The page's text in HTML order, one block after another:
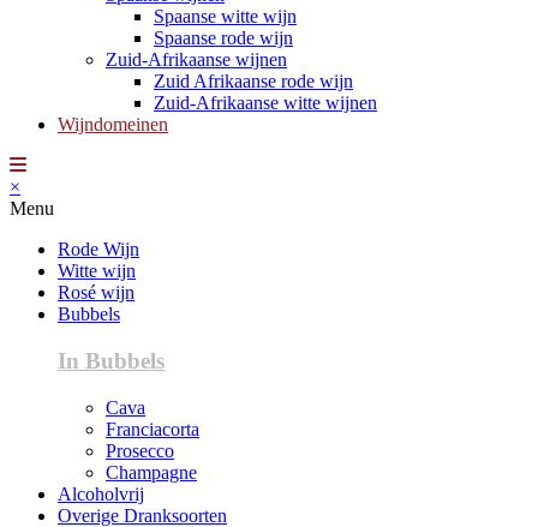
Spaanse witte wijn
Spaanse rode wijn
Zuid-Afrikaanse wijnen
Zuid Afrikaanse rode wijn
Zuid-Afrikaanse witte wijnen
Wijndomeinen
×
Menu
Rode Wijn
Witte wijn
Rosé wijn
Bubbels
In Bubbels
Cava
Franciacorta
Prosecco
Champagne
Alcoholvrij
Overige Dranksoorten